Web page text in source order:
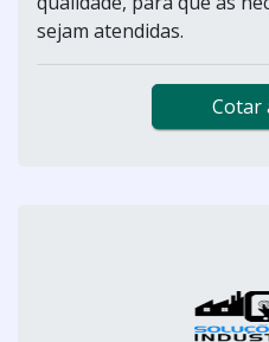
sejam atendidas.
Cotar